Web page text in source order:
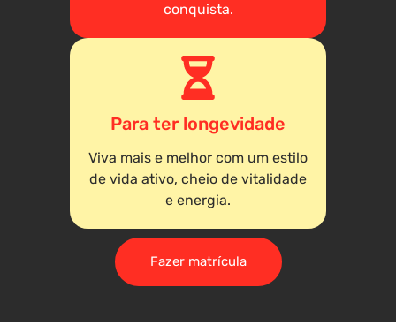
conquista.
Para ter longevidade
Viva mais e melhor com um estilo
de vida ativo, cheio de vitalidade
e energia.
Fazer matrícula